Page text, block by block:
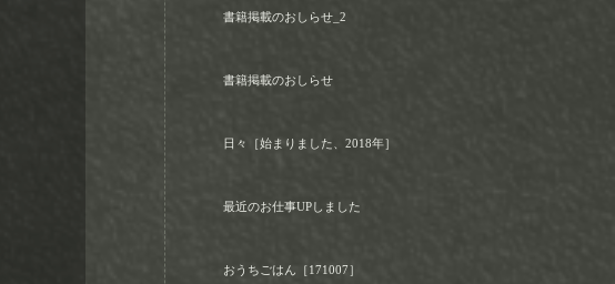
書籍掲載のおしらせ_2
書籍掲載のおしらせ
日々［始まりました、2018年］
最近のお仕事UPしました
おうちごはん［171007］